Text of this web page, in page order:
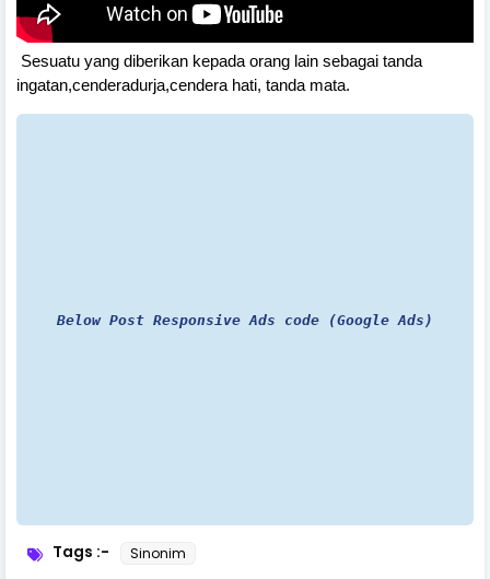
Sesuatu yang diberikan kepada orang lain sebagai tanda
ingatan,cenderadurja,cendera hati, tanda mata.
Below Post Responsive Ads code (Google Ads)
Tags :- Sinonim